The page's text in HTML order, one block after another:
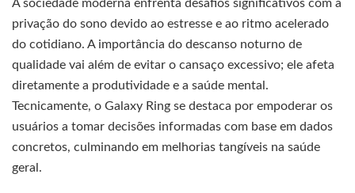
A sociedade moderna enfrenta desafios significativos com a
privação do sono devido ao estresse e ao ritmo acelerado
do cotidiano. A importância do descanso noturno de
qualidade vai além de evitar o cansaço excessivo; ele afeta
diretamente a produtividade e a saúde mental.
Tecnicamente, o Galaxy Ring se destaca por empoderar os
usuários a tomar decisões informadas com base em dados
concretos, culminando em melhorias tangíveis na saúde
geral.